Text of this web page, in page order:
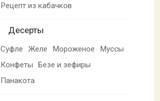
Рецепт из кабачков
Десерты
Суфле Желе Мороженое
Муссы
Конфеты
Безе и зефиры
Панакота